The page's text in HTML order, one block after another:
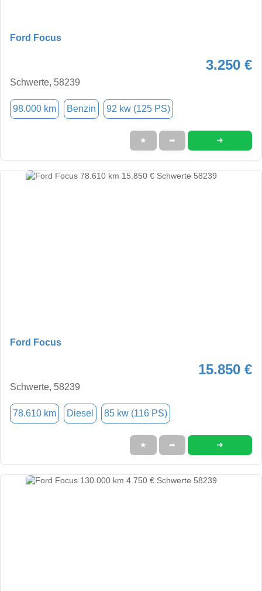
Ford Focus
3.250 €
Schwerte, 58239
98.000 km Benzin 92 kw (125 PS)
★ ➦ ➜
Ford Focus
15.850 €
Schwerte, 58239
78.610 km Diesel 85 kw (116 PS)
★ ➦ ➜